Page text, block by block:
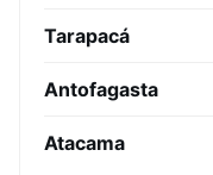
Tarapacá
Antofagasta
Atacama